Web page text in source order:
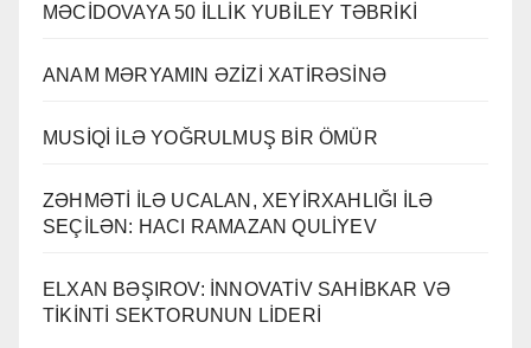
MƏCİDOVAYA 50 İLLİK YUBİLEY TƏBRİKİ
ANAM MƏRYAMIN ƏZİZİ XATİRƏSİNƏ
MUSİQİ İLƏ YOĞRULMUŞ BİR ÖMÜR
ZƏHMƏTİ İLƏ UCALAN, XEYİRXAHLIĞI İLƏ
SEÇİLƏN: HACI RAMAZAN QULİYEV
ELXAN BƏŞIROV: İNNOVATİV SAHİBKAR VƏ
TİKİNTİ SEKTORUNUN LİDERİ